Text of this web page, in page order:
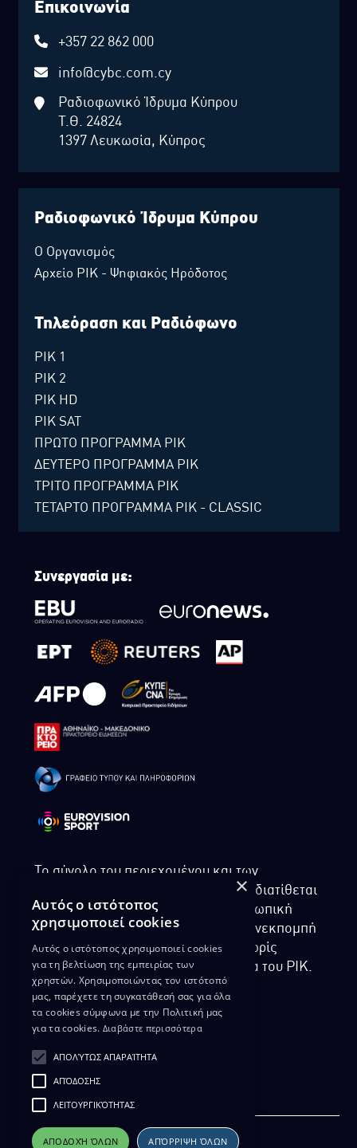
Επικοινωνία
+357 22 862 000
info@cybc.com.cy
Ραδιοφωνικό Ίδρυμα Κύπρου
Τ.Θ. 24824
1397 Λευκωσία, Κύπρος
Ραδιοφωνικό Ίδρυμα Κύπρου
Ο Οργανισμός
Αρχείο ΡΙΚ - Ψηφιακός Ηρόδοτος
Τηλεόραση και Ραδιόφωνο
ΡΙΚ 1
ΡΙΚ 2
ΡΙΚ HD
ΡΙΚ SAT
ΠΡΩΤΟ ΠΡΟΓΡΑΜΜΑ ΡΙΚ
ΔΕΥΤΕΡΟ ΠΡΟΓΡΑΜΜΑ ΡΙΚ
ΤΡΙΤΟ ΠΡΟΓΡΑΜΜΑ ΡΙΚ
ΤΕΤΑΡΤΟ ΠΡΟΓΡΑΜΜΑ ΡΙΚ - CLASSIC
Συνεργασία με:
Το σύνολο του περιεχομένου και των
υπηρεσιών της ιστοσελίδας του ΡΙΚ διατίθεται
στους επισκέπτες αυστηρά για προσωπική
χρήση. Απαγορεύεται η χρήση ή επανεκπομπή
του, σε οποιοδήποτε μορφή, με ή χωρίς
επεξεργασία και χωρίς γραπτή άδεια του ΡΙΚ.
ΔΙΚΑΙΩΜΑ ΠΡΟΣΤΑΣΙΑΣ ΔΕΔΟΜΕΝΩΝ
ΔΙΑΘΕΣΗ ΑΡΧΕΙΑΚΟΥ ΥΛΙΚΟΥ
ΠΟΛΙΤΙΚΗ ΑΠΟΡΡΗΤΟΥ EUROVISION
×
Αυτός ο ιστότοπος
χρησιμοποιεί cookies
Αυτός ο ιστότοπος χρησιμοποιεί cookies
για τη βελτίωση της εμπειρίας των
χρηστών. Χρησιμοποιώντας τον ιστότοπό
μας, παρέχετε τη συγκατάθεσή σας για όλα
τα cookies σύμφωνα με την Πολιτική μας
για τα cookies. Διαβάστε περισσότερα
ΑΠΟΛΎΤΩΣ ΑΠΑΡΑΊΤΗΤΑ
ΑΠΌΔΟΣΗΣ
ΛΕΙΤΟΥΡΓΙΚΌΤΗΤΑΣ
ΑΠΟΔΟΧΉ ΌΛΩΝ ΑΠΌΡΡΙΨΗ ΌΛΩΝ